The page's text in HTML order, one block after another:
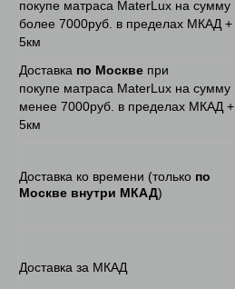
покупе матраса MaterLux на сумму
более 7000руб. в пределах МКАД +
5км
Доставка по Москве при
покупе матраса MaterLux на сумму
менее 7000руб. в пределах МКАД +
5км
Доставка ко времени (только по
Москве внутри МКАД)
Доставка за МКАД